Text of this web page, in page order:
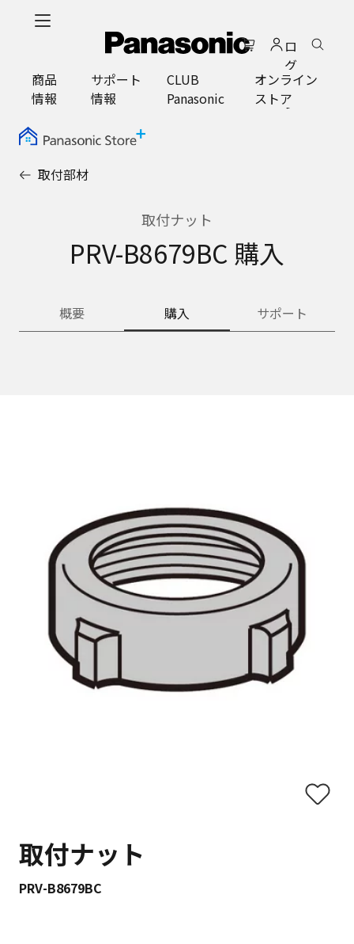
ロ
グ
イ
ン
商品
情報
サポート
情報
CLUB
Panasonic
オンライン
ストア
取付部材
取付ナット
PRV-B8679BC 購入
概要 購入 サポート
取付ナット
PRV-B8679BC